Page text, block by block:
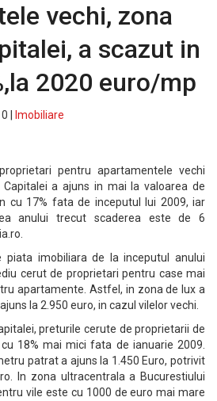
vechi, zona
a scazut in
2020 euro/mp
|
Imobiliare
pentru apartamentele vechi
a ajuns in mai la valoarea de
cu 17% fata de inceputul lui 2009, iar
anului trecut scaderea este de 6
piata imobiliara de la inceputul anului
cerut de proprietari pentru case mai
apartamente. Astfel, in zona de lux a
la 2.950 euro, in cazul vilelor vechi.
preturile cerute de proprietarii de
18% mai mici fata de ianuarie 2009.
patrat a ajuns la 1.450 Euro, potrivit
In zona ultracentrala a Bucurestiului
vile este cu 1000 de euro mai mare